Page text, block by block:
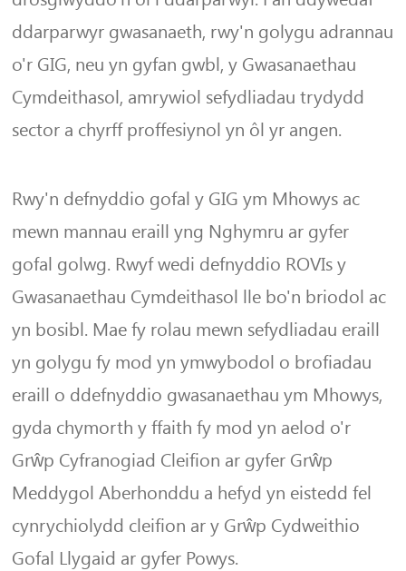
ddarparwyr gwasanaeth, rwy'n golygu adrannau
o'r GIG, neu yn gyfan gwbl, y Gwasanaethau
Cymdeithasol, amrywiol sefydliadau trydydd
sector a chyrff proffesiynol yn ôl yr angen.
Rwy'n defnyddio gofal y GIG ym Mhowys ac
mewn mannau eraill yng Nghymru ar gyfer
gofal golwg. Rwyf wedi defnyddio ROVIs y
Gwasanaethau Cymdeithasol lle bo'n briodol ac
yn bosibl. Mae fy rolau mewn sefydliadau eraill
yn golygu fy mod yn ymwybodol o brofiadau
eraill o ddefnyddio gwasanaethau ym Mhowys,
gyda chymorth y ffaith fy mod yn aelod o'r
Grŵp Cyfranogiad Cleifion ar gyfer Grŵp
Meddygol Aberhonddu a hefyd yn eistedd fel
cynrychiolydd cleifion ar y Grŵp Cydweithio
Gofal Llygaid ar gyfer Powys.